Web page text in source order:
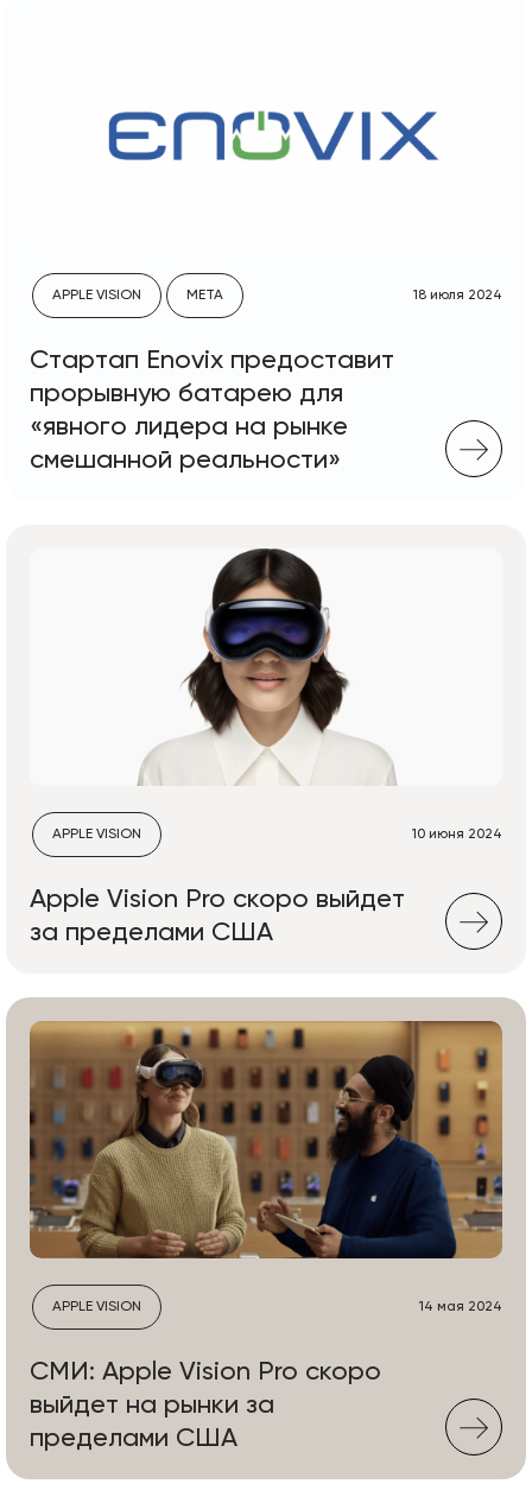
APPLE VISION META 18 июля 2024
Стартап Enovix предоставит
прорывную батарею для
«явного лидера на рынке
смешанной реальности»
APPLE VISION 10 июня 2024
Apple Vision Pro скоро выйдет
за пределами США
APPLE VISION 14 мая 2024
СМИ: Apple Vision Pro скоро
выйдет на рынки за
пределами США